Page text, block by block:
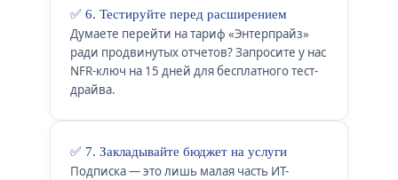
✅ 6. Тестируйте перед расширением
Думаете перейти на тариф «Энтерпрайз»
ради продвинутых отчетов? Запросите у нас
NFR-ключ на 15 дней для бесплатного тест-
драйва.
✅ 7. Закладывайте бюджет на услуги
Подписка — это лишь малая часть ИТ-